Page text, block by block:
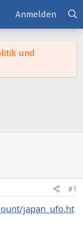
Anmelden
und
#1
japan_ufo.ht